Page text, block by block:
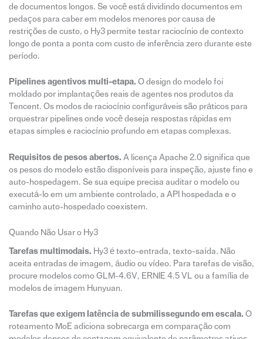
de documentos longos. Se você está dividindo documentos em
pedaços para caber em modelos menores por causa de
restrições de custo, o Hy3 permite testar raciocínio de contexto
longo de ponta a ponta com custo de inferência zero durante este
período.
Pipelines agentivos multi-etapa. O design do modelo foi
moldado por implantações reais de agentes nos produtos da
Tencent. Os modos de raciocínio configuráveis são práticos para
orquestrar pipelines onde você deseja respostas rápidas em
etapas simples e raciocínio profundo em etapas complexas.
Requisitos de pesos abertos. A licença Apache 2.0 significa que
os pesos do modelo estão disponíveis para inspeção, ajuste fino e
auto-hospedagem. Se sua equipe precisa auditar o modelo ou
executá-lo em um ambiente controlado, a API hospedada e o
caminho auto-hospedado coexistem.
Quando Não Usar o Hy3
Tarefas multimodais. Hy3 é texto-entrada, texto-saída. Não
aceita entradas de imagem, áudio ou vídeo. Para tarefas de visão,
procure modelos como GLM-4.6V, ERNIE 4.5 VL ou a família de
modelos de imagem Hunyuan.
Tarefas que exigem latência de submilissegundo em escala. O
roteamento MoE adiciona sobrecarga em comparação com